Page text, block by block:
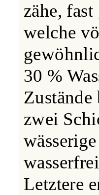
zähe,
welche
30 %
Zustände
zwei
Letztere